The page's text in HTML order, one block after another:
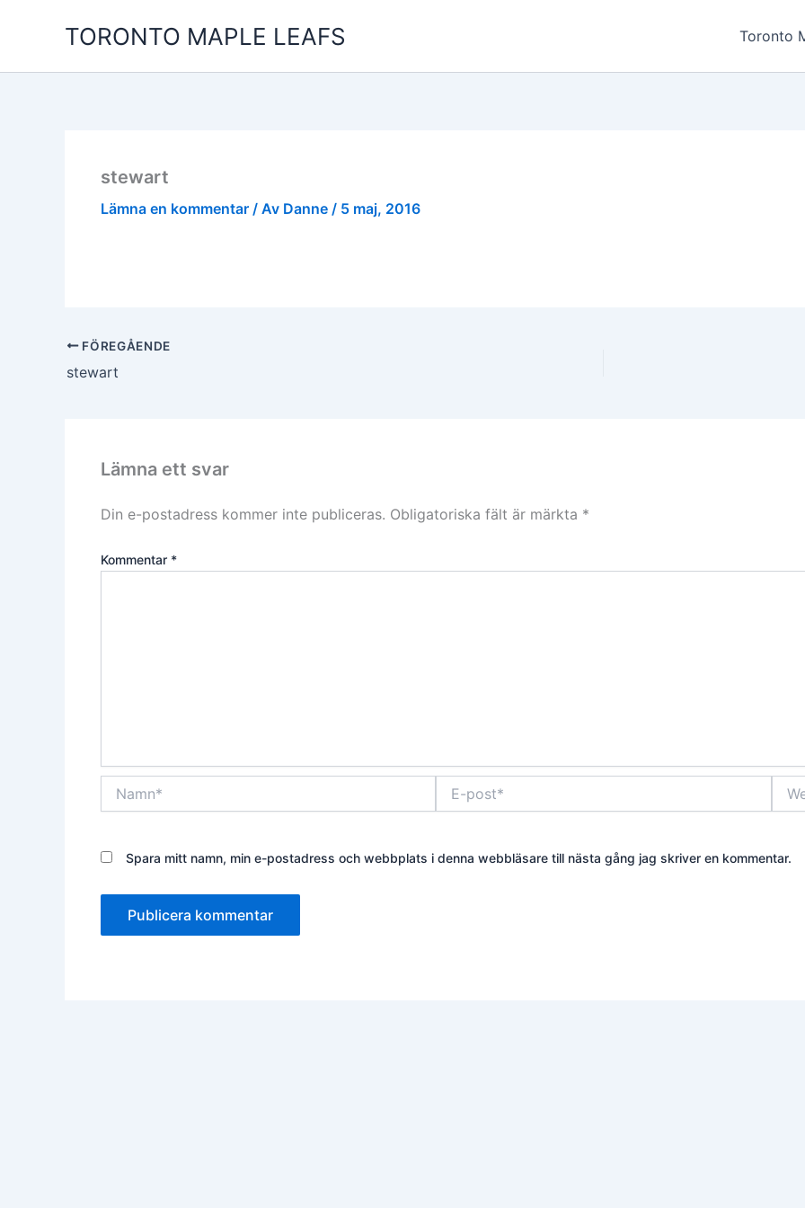
TORONTO MAPLE LEAFS Toronto
stewart
Lämna en kommentar / Av Danne / 5 maj, 2016
FÖREGÅENDE
stewart
Lämna ett svar
Din e-postadress kommer inte publiceras. Obligatoriska fält är märkta *
Kommentar *
post*
Spara mitt namn, min e-postadress och webbplats i denna webbläsare till nästa gång jag skriver en kommentar.